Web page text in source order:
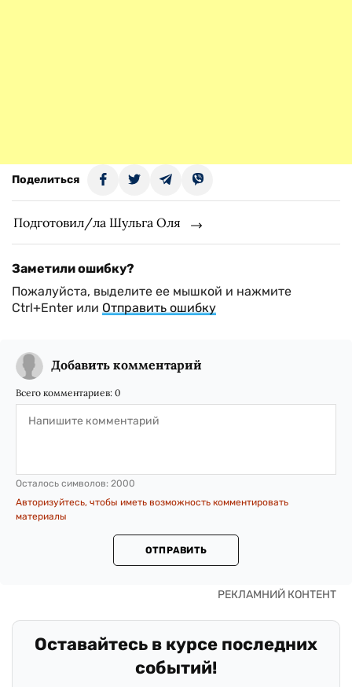
Поделиться
Подготовил/ла Шульга Оля
Заметили ошибку?
Пожалуйста, выделите ее мышкой и нажмите
Ctrl+Enter или Отправить ошибку
Добавить комментарий
Всего комментариев: 0
Осталось символов: 2000
Авторизуйтесь, чтобы иметь возможность комментировать
материалы
ОТПРАВИТЬ
Оставайтесь в курсе последних
событий!